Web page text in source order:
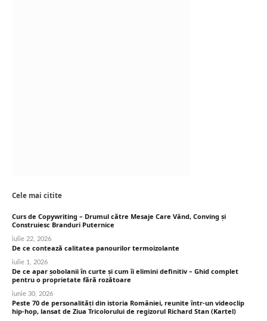
Cele mai citite
Curs de Copywriting – Drumul către Mesaje Care Vând, Conving și
Construiesc Branduri Puternice
iulie 22, 2026
De ce contează calitatea panourilor termoizolante
iulie 1, 2026
De ce apar șobolanii în curte și cum îi elimini definitiv – Ghid complet
pentru o proprietate fără rozătoare
iunie 30, 2026
Peste 70 de personalități din istoria României, reunite într-un videoclip
hip-hop, lansat de Ziua Tricolorului de regizorul Richard Stan (Kartel)